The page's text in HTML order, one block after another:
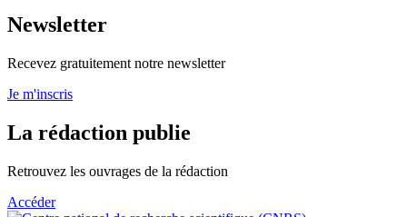
Newsletter
Recevez gratuitement notre newsletter
Je m'inscris
La rédaction publie
Retrouvez les ouvrages de la rédaction
Accéder